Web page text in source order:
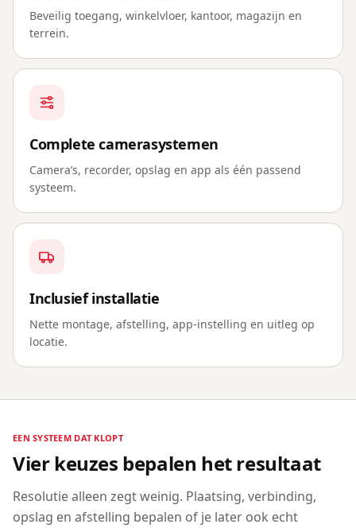
Beveilig toegang, winkelvloer, kantoor, magazijn en
terrein.
Complete camerasystemen
Camera’s, recorder, opslag en app als één passend
systeem.
Inclusief installatie
Nette montage, afstelling, app-instelling en uitleg op
locatie.
EEN SYSTEEM DAT KLOPT
Vier keuzes bepalen het resultaat
Resolutie alleen zegt weinig. Plaatsing, verbinding,
opslag en afstelling bepalen of je later ook echt